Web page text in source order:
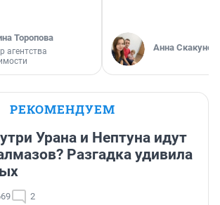
Торопова
агентства
Анна
РЕКОМЕНДУЕМ
Урана и Нептуна идут
Разгадка удивила
2